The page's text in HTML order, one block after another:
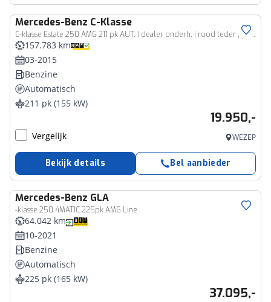
Mercedes-Benz C-Klasse
C-klasse Estate 250 AMG 211 pk AUT. | dealer onderh. | rood leder | panoramadak | burmester audio | trekhaak | memory seats
157.783 km
03-2015
Benzine
Automatisch
211 pk (155 kW)
19.950,-
Vergelijk WEZEP
Bekijk details Bel aanbieder
Mercedes-Benz GLA
-klasse 250 4MATIC 225pk AMG Line
64.042 km
10-2021
Benzine
Automatisch
225 pk (165 kW)
37.095,-